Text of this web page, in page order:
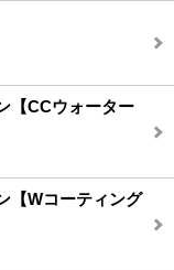
【CCウォーター
【Wコーティング